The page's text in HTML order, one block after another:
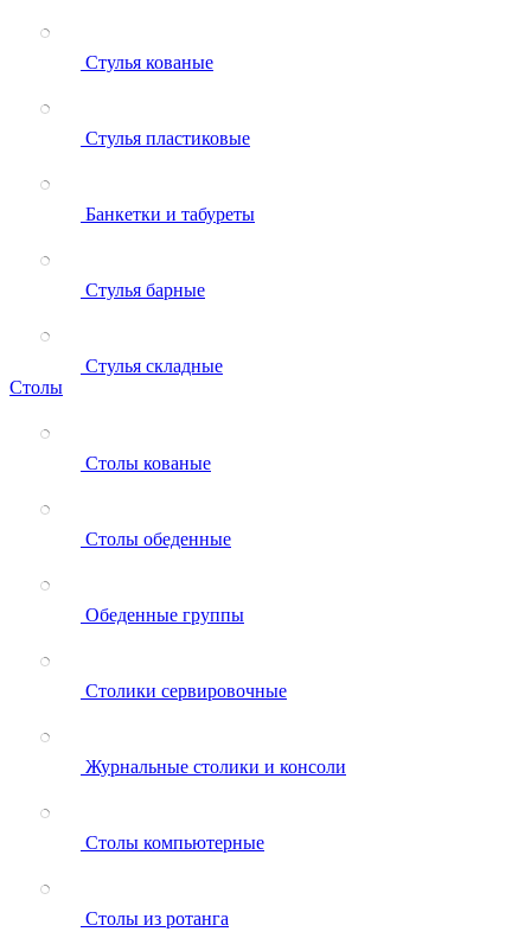
Стулья кованые
Стулья пластиковые
Банкетки и табуреты
Стулья барные
Стулья складные
Столы
Столы кованые
Столы обеденные
Обеденные группы
Столики сервировочные
Журнальные столики и консоли
Столы компьютерные
Столы из ротанга